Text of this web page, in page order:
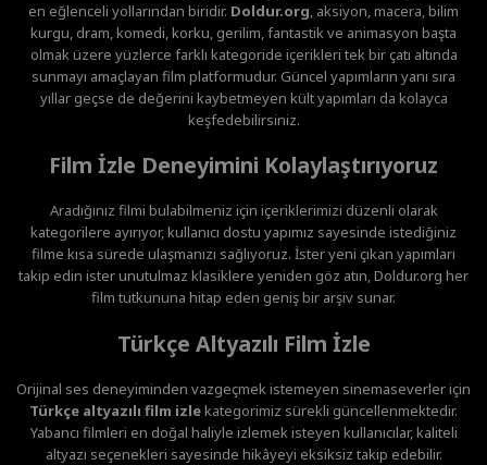
en eğlenceli yollarından biridir. Doldur.org, aksiyon, macera, bilim
kurgu, dram, komedi, korku, gerilim, fantastik ve animasyon başta
olmak üzere yüzlerce farklı kategoride içerikleri tek bir çatı altında
sunmayı amaçlayan film platformudur. Güncel yapımların yanı sıra
yıllar geçse de değerini kaybetmeyen kült yapımları da kolayca
keşfedebilirsiniz.
Film İzle Deneyimini Kolaylaştırıyoruz
Aradığınız filmi bulabilmeniz için içeriklerimizi düzenli olarak
kategorilere ayırıyor, kullanıcı dostu yapımız sayesinde istediğiniz
filme kısa sürede ulaşmanızı sağlıyoruz. İster yeni çıkan yapımları
takip edin ister unutulmaz klasiklere yeniden göz atın, Doldur.org her
film tutkununa hitap eden geniş bir arşiv sunar.
Türkçe Altyazılı Film İzle
Orijinal ses deneyiminden vazgeçmek istemeyen sinemaseverler için
Türkçe altyazılı film izlekategorimiz sürekli güncellenmektedir.
Yabancı filmleri en doğal haliyle izlemek isteyen kullanıcılar, kaliteli
altyazı seçenekleri sayesinde hikâyeyi eksiksiz takip edebilir.